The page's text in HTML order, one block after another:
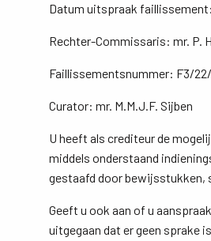
Datum uitspraak
Rechter-Commissaris: mr. P.
Faillissementsnummer: F3/
Curator: mr. M.M.J.F. Sijben
U heeft als crediteur de
middels onderstaand
gestaafd door bewijsstukken,
Geeft u ook aan of u
uitgegaan dat er geen sprake